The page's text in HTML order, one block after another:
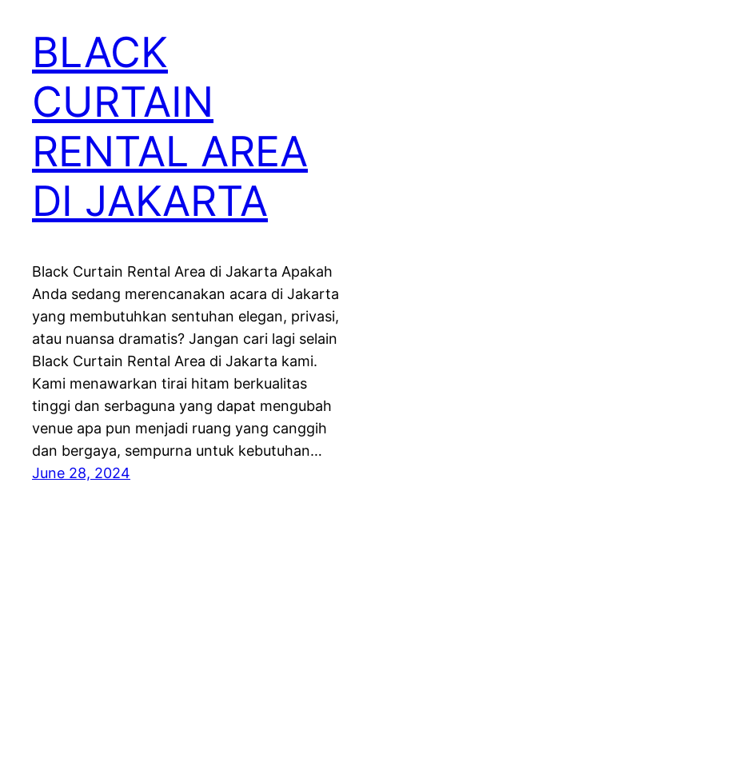
BLACK
CURTAIN
RENTAL AREA
DI JAKARTA
Black Curtain Rental Area di Jakarta Apakah
Anda sedang merencanakan acara di Jakarta
yang membutuhkan sentuhan elegan, privasi,
atau nuansa dramatis? Jangan cari lagi selain
Black Curtain Rental Area di Jakarta kami.
Kami menawarkan tirai hitam berkualitas
tinggi dan serbaguna yang dapat mengubah
venue apa pun menjadi ruang yang canggih
dan bergaya, sempurna untuk kebutuhan…
June 28, 2024